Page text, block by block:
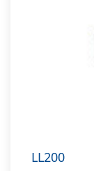
LL200